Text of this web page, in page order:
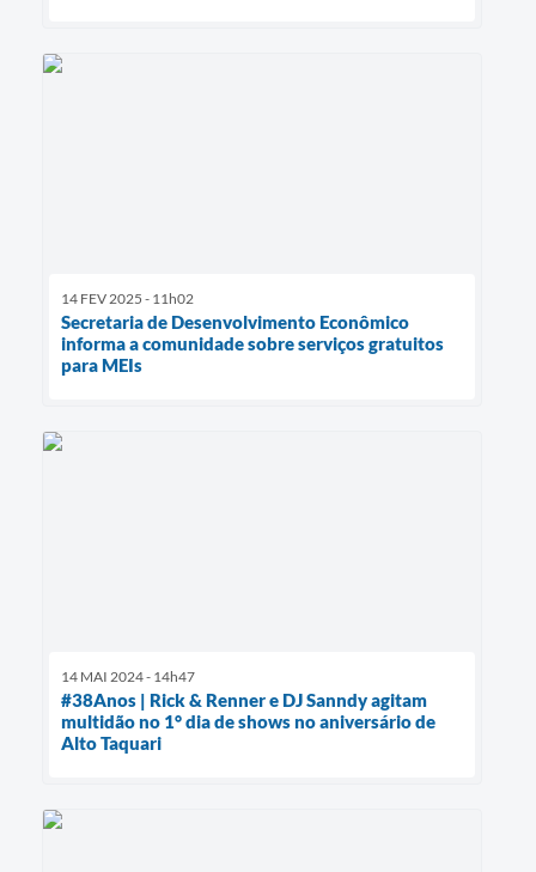
14 FEV 2025 - 11h02
Secretaria de Desenvolvimento Econômico
informa a comunidade sobre serviços gratuitos
para MEIs
14 MAI 2024 - 14h47
#38Anos | Rick & Renner e DJ Sanndy agitam
multidão no 1° dia de shows no aniversário de
Alto Taquari